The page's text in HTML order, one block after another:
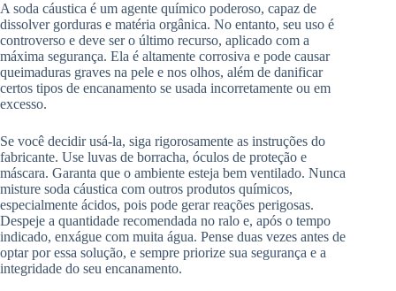
A soda cáustica é um agente químico poderoso, capaz de
dissolver gorduras e matéria orgânica. No entanto, seu uso é
controverso e deve ser o último recurso, aplicado com a
máxima segurança. Ela é altamente corrosiva e pode causar
queimaduras graves na pele e nos olhos, além de danificar
certos tipos de encanamento se usada incorretamente ou em
excesso.
Se você decidir usá-la, siga rigorosamente as instruções do
fabricante. Use luvas de borracha, óculos de proteção e
máscara. Garanta que o ambiente esteja bem ventilado. Nunca
misture soda cáustica com outros produtos químicos,
especialmente ácidos, pois pode gerar reações perigosas.
Despeje a quantidade recomendada no ralo e, após o tempo
indicado, enxágue com muita água. Pense duas vezes antes de
optar por essa solução, e sempre priorize sua segurança e a
integridade do seu encanamento.